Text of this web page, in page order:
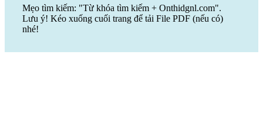
Mẹo tìm kiếm: "Từ khóa tìm kiếm + Onthidgnl.com".
Lưu ý! Kéo xuống cuối trang để tải File PDF (nếu có)
nhé!